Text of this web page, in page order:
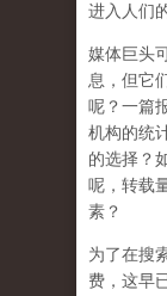
进入人们
媒体巨头
息，但它
呢？一篇
机构的统
的选择？
呢，转载
素？
为了在搜
费，这早